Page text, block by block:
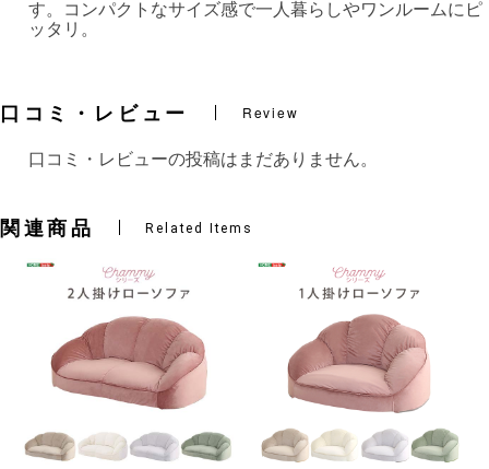
す。コンパクトなサイズ感で一人暮らしやワンルームにピ
ッタリ。
口コミ・レビュー Review
口コミ・レビューの投稿はまだありません。
関連商品 Related Items